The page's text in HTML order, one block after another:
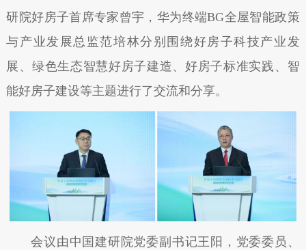
研院好房子首席专家曾宇，华为终端BG全屋智能政策
与产业发展总监范培林分别围绕好房子科技产业发
展、绿色生态智慧好房子建造、好房子标准实践、智
能好房子建设等主题进行了交流和分享。
会议由中国建研院党委副书记王阳，党委委员、